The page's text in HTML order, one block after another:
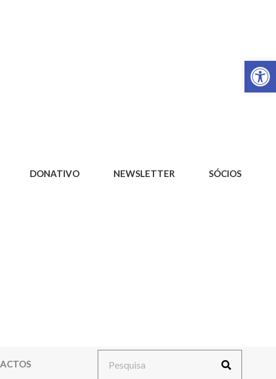
DONATIVO NEWSLETTER SÓCIOS